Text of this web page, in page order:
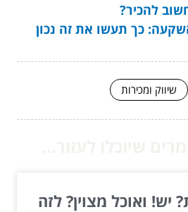
להכיר?
כך תעשו את זה נכון
שיווק ומכירות
ואוכל מצוין? לזה